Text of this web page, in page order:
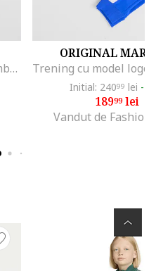
Trening din amestec de bumbac organic cu pantaloni scurti, Bleumarin
ORIGINAL
Initial: 24099 lei -
18999lei
Vandut de Fashion